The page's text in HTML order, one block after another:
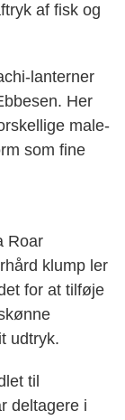
af fisk og
lanterner
Her
male-
som fine
Roar
klump ler
for at tilføje
udtryk.
til
deltagere i